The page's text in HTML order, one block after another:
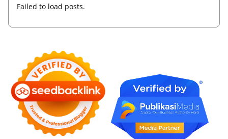
Failed to load posts.